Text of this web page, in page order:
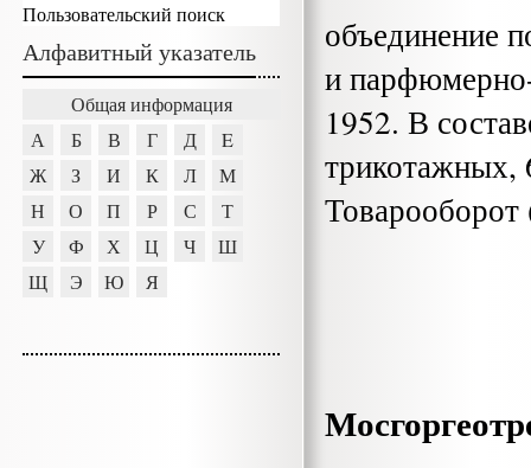
объединение
и
1952. В
Пользовательский поиск
Алфавитный указатель
Общая информация
А
Б В Г Д
E
Ж
З И К Л
М
Н
О П Р С
Т
У
Ф Х Ц Ч
Ш
Щ
Э Ю Я